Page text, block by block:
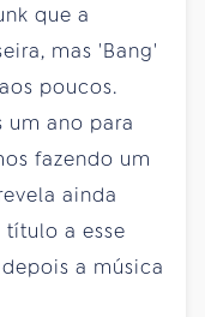
que a
mas 'Bang'
poucos.
um ano para
fazendo um
ainda
a esse
a música